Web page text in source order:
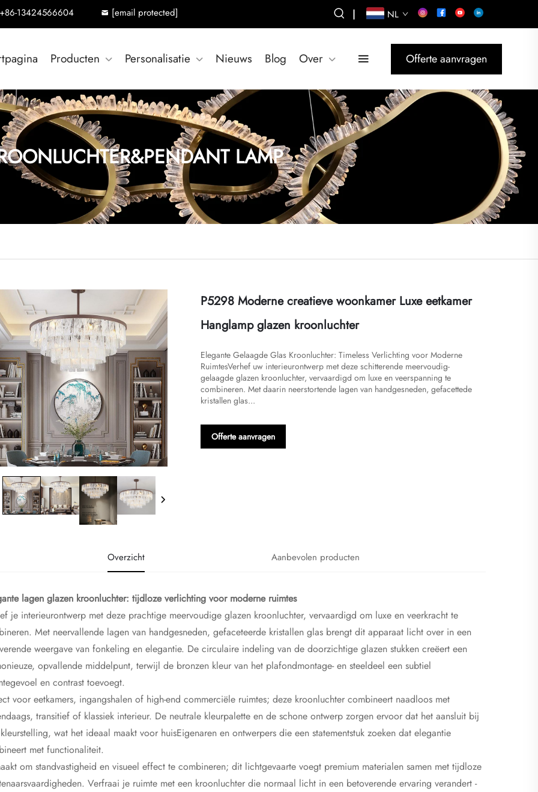
+86-13424566604 [email protected] | NL
Producten Personalisatie Nieuws Blog Over Offerte aanvragen
LAMP
P5298 Moderne creatieve woonkamer Luxe eetkamer
Hanglamp glazen kroonluchter
​​Elegante Gelaagde Glas Kroonluchter: Timeless Verlichting voor Moderne
Ruimtes​​Verhef uw interieurontwerp met deze schitterende meervoudig-
gelaagde glazen kroonluchter, vervaardigd om luxe en veerspanning te
combineren. Met daarin neerstortende lagen van handgesneden, gefacettede
kristallen glas...
Offerte aanvragen
Overzicht Aanbevolen producten
lagen glazen kroonluchter: tijdloze verlichting voor moderne ruimtes
je interieurontwerp met deze prachtige meervoudige glazen kroonluchter, vervaardigd om luxe en veerkracht te
Met neervallende lagen van handgesneden, gefaceteerde kristallen glas brengt dit apparaat licht over in een
weergave van fonkeling en elegantie. De circulaire indeling van de doorzichtige glazen stukken creëert een
opvallende middelpunt, terwijl de bronzen kleur van het plafondmontage- en steeldeel een subtiel
en contrast toevoegt.
voor eetkamers, ingangshalen of high-end commerciële ruimtes; deze kroonluchter combineert naadloos met
transitief of klassiek interieur. De neutrale kleurpalette en de schone ontwerp zorgen ervoor dat het aansluit bij
wat het ideaal maakt voor huisEigenaren en ontwerpers die een statementstuk zoeken dat elegantie
met functionaliteit.
om standvastigheid en visueel effect te combineren; dit lichtgevaarte voegt premium materialen samen met tijdloze
Verfraai je ruimte met een kroonluchter die normaal licht in een betoverende ervaring verandert -